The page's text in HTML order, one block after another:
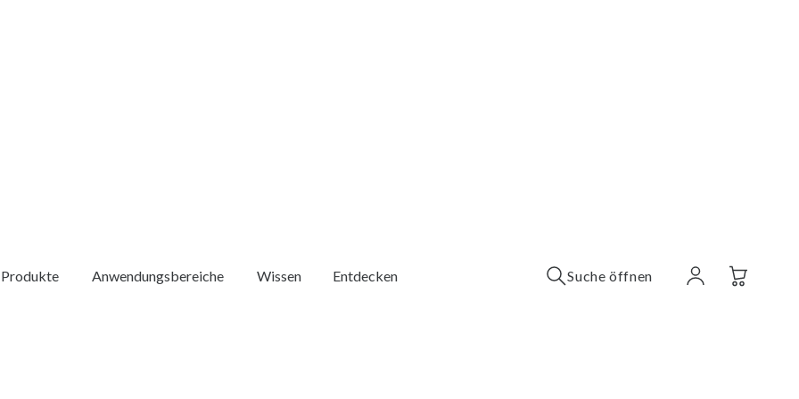
Produkte Anwendungsbereiche Wissen Entdecken Suche öffnen